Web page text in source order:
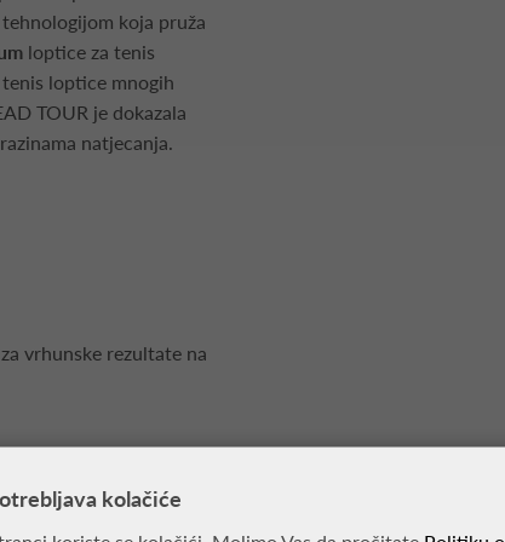
koja pruža
loptice za tenis
loptice mnogih
TOUR je dokazala
natjecanja.
vrhunske rezultate na
kolačiće